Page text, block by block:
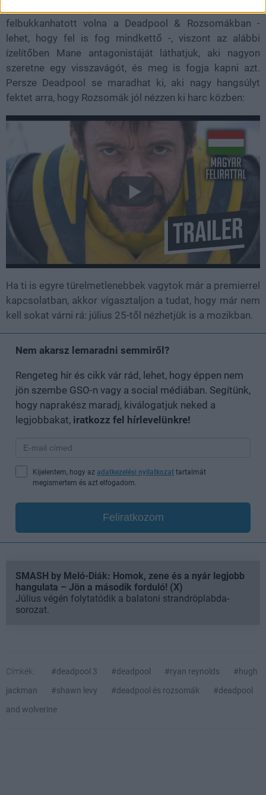
felbukkanhatott volna a Deadpool & Rozsomákban -
lehet, hogy fel is fog mindkettő -, viszont az alábbi
ízelítőben Mane antagonistáját láthatjuk, aki nagyon
szeretne egy visszavágót, és meg is fogja kapni azt.
Persze Deadpool se maradhat ki, aki nagy hangsúlyt
fektet arra, hogy Rozsomák jól nézzen ki harc közben:
Ha ti is egyre türelmetlenebbek vagytok már a premierrel
kapcsolatban, akkor vígasztaljon a tudat, hogy már nem
kell sokat várni rá: július 25-től nézhetjük is a mozikban.
Nem akarsz lemaradni semmiről?
Rengeteg hír és cikk vár rád, lehet, hogy éppen nem
jön szembe GSO-n vagy a social médiában. Segítünk,
hogy naprakész maradj, kiválogatjuk neked a
legjobbakat, iratkozz fel hírlevelünkre!
Kijelentem, hogy az adatkezelési nyilatkozat tartalmát
megismertem és azt elfogadom.
Feliratkozom
SMASH by Meló-Diák: Homok, zene és a nyár legjobb
hangulata – Jön a második forduló! (X)
Július végén folytatódik a balatoni strandröplabda-
sorozat.
Címkék: #deadpool 3 #deadpool #ryan reynolds
#hugh
jackman
#shawn levy #deadpool és rozsomák
#deadpool
and wolverine